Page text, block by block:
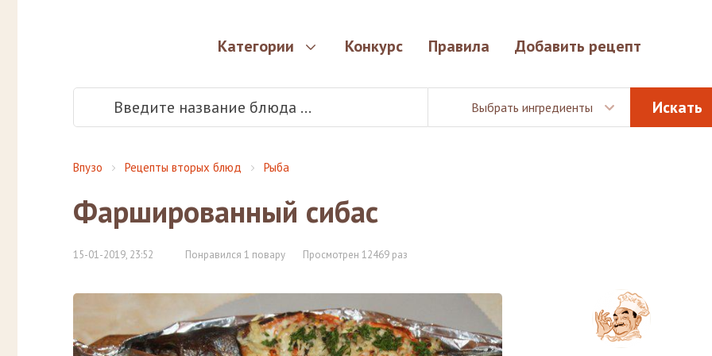
Категории Конкурс Правила Добавить рецепт
Выбрать ингредиенты
Впузо Рецепты вторых блюд Рыба
Фаршированный сибас
15-01-2019, 23:52 Понравился 1 повару Просмотрен 12469 раз